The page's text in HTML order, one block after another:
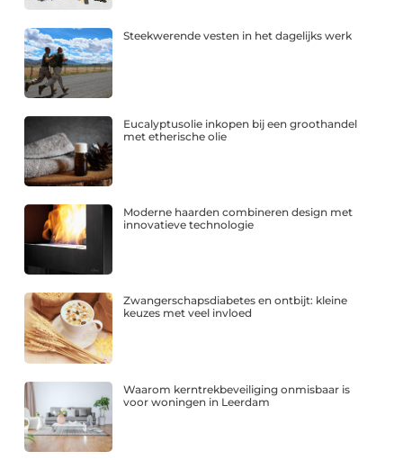
Steekwerende vesten in het dagelijks werk
Eucalyptusolie inkopen bij een groothandel
met etherische olie
Moderne haarden combineren design met
innovatieve technologie
Zwangerschapsdiabetes en ontbijt: kleine
keuzes met veel invloed
Waarom kerntrekbeveiliging onmisbaar is
voor woningen in Leerdam